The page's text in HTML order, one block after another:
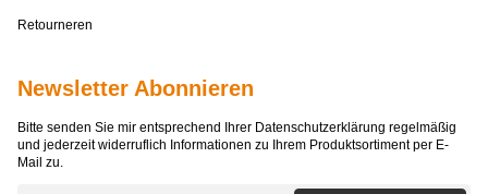
Retourneren
Newsletter Abonnieren
Bitte senden Sie mir entsprechend Ihrer Datenschutzerklärung regelmäßig
und jederzeit widerruflich Informationen zu Ihrem Produktsortiment per E-
Mail zu.